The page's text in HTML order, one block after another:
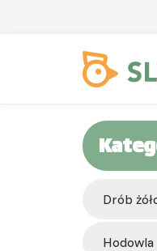
Drób
hodowla